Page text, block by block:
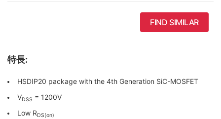
FIND SIMILAR
特長:
HSDIP20 package with the 4th Generation SiC-MOSFET
VDSS = 1200V
Low RDS(on)